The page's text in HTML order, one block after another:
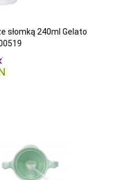
słomką 240ml Gelato